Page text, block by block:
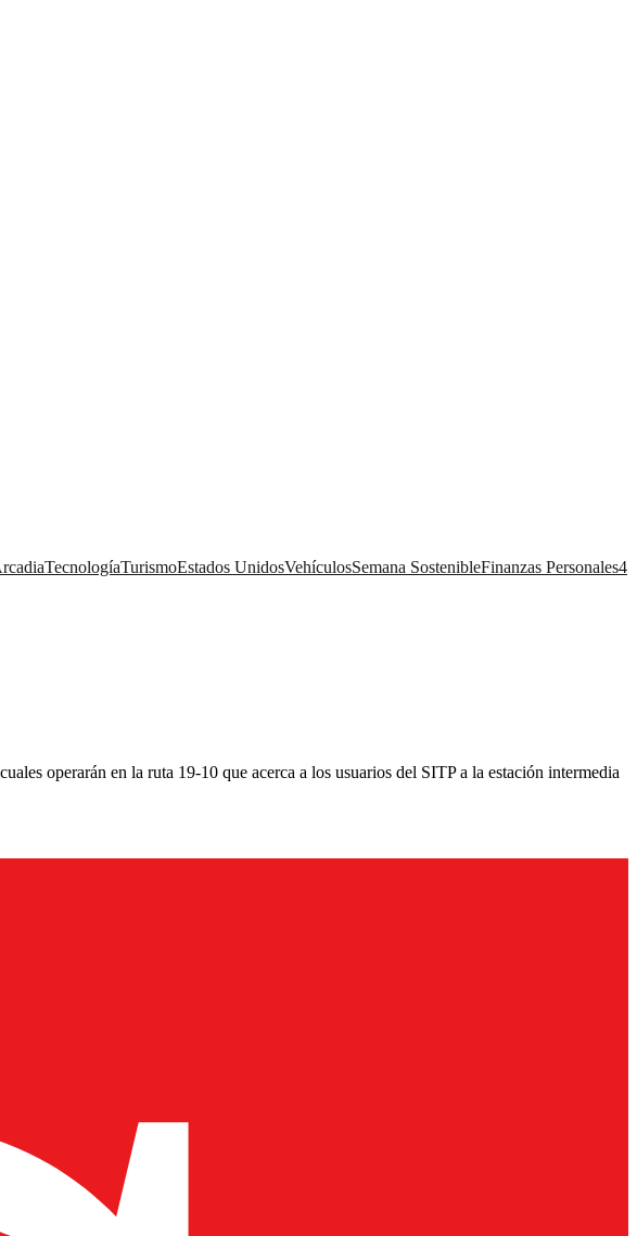
TecnologíaTurismoEstados UnidosVehículosSemana SostenibleFinanzas Personales4
operarán en la ruta 19-10 que acerca a los usuarios del SITP a la estación intermedia